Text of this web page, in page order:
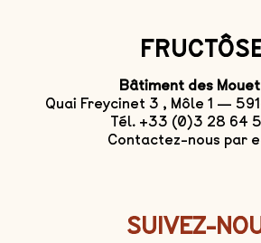
Bâtiment des
Quai Freycinet 3 , Môle 1 —
Tél. +33 (0)3 28 64
Contactez-nous par
SUIVEZ-